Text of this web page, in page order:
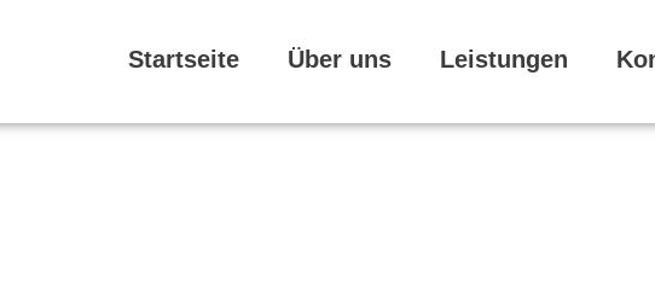
Startseite Über uns Leistungen